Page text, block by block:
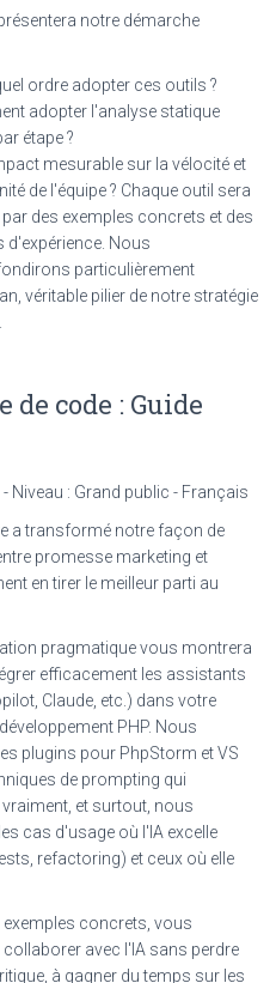
notre démarche
ordre adopter ces outils ?
adopter l'analyse statique
étape ?
mesurable sur la vélocité et
de l'équipe ? Chaque outil sera
des exemples concrets et des
d'expérience. Nous
particulièrement
véritable pilier de notre stratégie
code : Guide
- Niveau : Grand public - Français
a transformé notre façon de
promesse marketing et
en tirer le meilleur parti au
pragmatique vous montrera
efficacement les assistants
Claude, etc.) dans votre
PHP. Nous
plugins pour PhpStorm et VS
de prompting qui
et surtout, nous
cas d'usage où l'IA excelle
refactoring) et ceux où elle
exemples concrets, vous
collaborer avec l'IA sans perdre
à gagner du temps sur les